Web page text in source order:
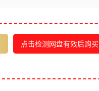
点击检测网盘有效后购买